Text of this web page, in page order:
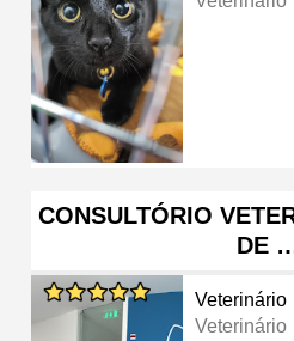
CONSULTÓRIO
DE
Veterinário
Veterinário